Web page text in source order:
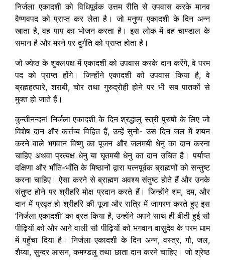
निर्जला एकादशी को विधिपूर्वक उत्तम रीति से उपवास करके मानव
वैष्णवपद को प्राप्त कर लेता है। जो मनुष्य एकादशी के दिन अन्न
खाता है, वह पाप का भोजन करता है। इस लोक में वह चाण्डाल के
समान है और मरने पर दुर्गति को प्राप्त होता है।
जो ज्येष्ठ के शुक्लपक्ष में एकादशी को उपवास करके दान करेंगे, वे परम
पद को प्राप्त होंगे। जिन्होंने एकादशी को उपवास किया है, वे
ब्रह्महत्यारे, शराबी, चोर तथा गुरुद्रोही होने पर भी सब पातकों से
मुक्त हो जाते हैं।
कुन्तीनन्दन! निर्जला एकादशी के दिन श्रद्धालु स्त्री पुरुषों के लिए जो
विशेष दान और कर्त्तव्य विहित हैं, उन्हें सुनो- उस दिन जल में शयन
करने वाले भगवान विष्णु का पूजन और जलमयी धेनु का दान करना
चाहिए अथवा प्रत्यक्ष धेनु या घृतमयी धेनु का दान उचित है। पर्याप्त
दक्षिणा और भाँति-भाँति के मिष्ठानों द्वारा यत्नपूर्वक ब्राह्मणों को सन्तुष्ट
करना चाहिए। ऐसा करने से ब्राह्मण अवश्य संतुष्ट होते हैं और उनके
संतुष्ट होने पर श्रीहरि मोक्ष प्रदान करते हैं। जिन्होंने शम, दम, और
दान में प्रवृत हो श्रीहरि की पूजा और रात्रि में जागरण करते हुए इस
‘निर्जला एकादशी’ का व्रत किया है, उन्होंने अपने साथ ही बीती हुई सौ
पीढ़ियों को और आने वाली सौ पीढ़ियों को भगवान वासुदेव के परम धाम
में पहुँचा दिया है। निर्जला एकादशी के दिन अन्न, वस्त्र, गौ, जल,
शैय्या, सुन्दर आसन, कमण्डलु तथा छाता दान करने चाहिए। जो श्रेष्ठ